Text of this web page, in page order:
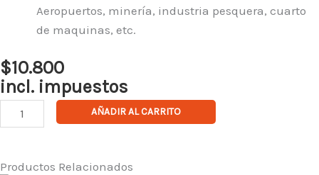
Aeropuertos, minería, industria pesquera, cuarto
de maquinas, etc.
$10.800
incl. impuestos
Fono
CM-
para
AÑADIR AL CARRITO
Productos Relacionados